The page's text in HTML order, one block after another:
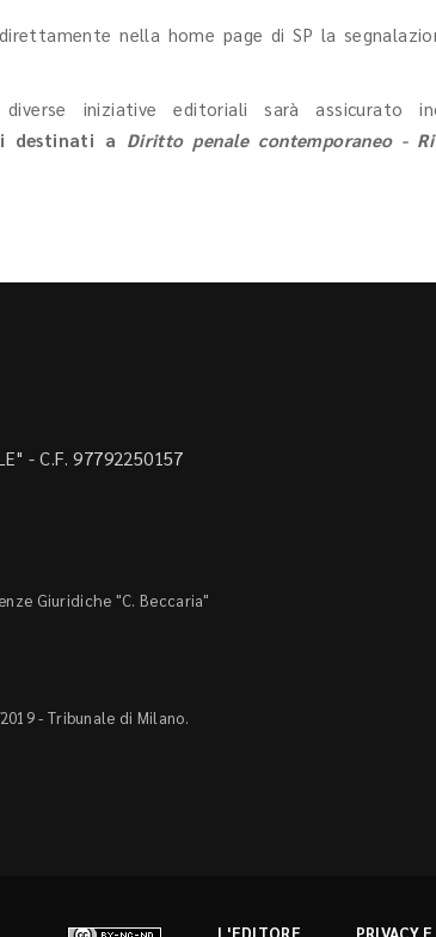
nella home page di SP la
iniziative editoriali sarà assicurato
destinati a Diritto penale contemporaneo -
- C.F. 97792250157
Giuridiche "C. Beccaria"
- Tribunale di Milano.
L'EDITORE PRIVACY